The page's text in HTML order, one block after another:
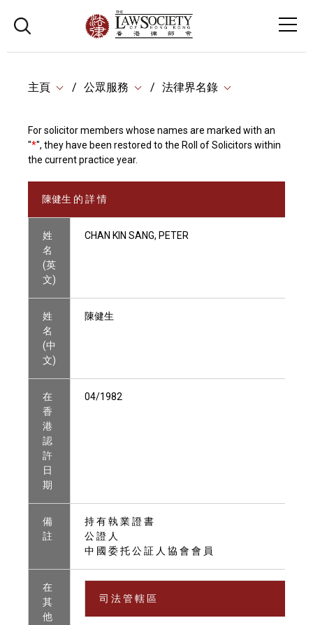
主頁 公眾服務 法律界名錄
For solicitor members whose names are marked with an
"*", they have been restored to the Roll of Solicitors within
the current practice year.
陳健生 的 詳 情
姓
名
(英
文)
CHAN KIN SANG, PETER
姓
名
(中
文)
陳健生
在
香
港
認
許
日
期
04/1982
備
註
持 有 執 業 證 書
公 證 人
中 國 委 托 公 証 人 協 會 會 員
在
其
他
司 法 管 轄 區